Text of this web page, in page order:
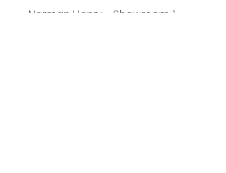
Norman Henry - Showroom 1